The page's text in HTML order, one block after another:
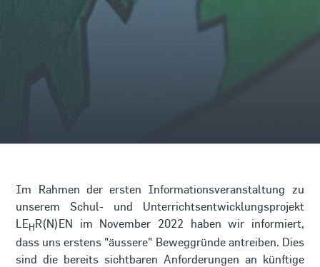
Im Rahmen der ersten Informationsveranstaltung zu
unserem Schul- und Unterrichtsentwicklungsprojekt
LEHR(N)EN im November 2022 haben wir informiert,
dass uns erstens "äussere" Beweggründe antreiben. Dies
sind die bereits sichtbaren Anforderungen an künftige